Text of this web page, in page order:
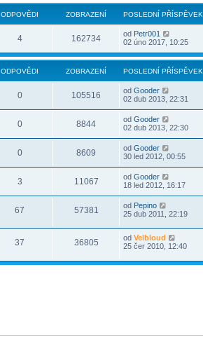
ODPOVĚDI ZOBRAZENÍ POSLEDNÍ PŘÍSPĚVEK
4 162734 od Petr001
02 úno 2017, 10:25
ODPOVĚDI ZOBRAZENÍ POSLEDNÍ PŘÍSPĚVEK
0 105516 od Gooder
02 dub 2013, 22:31
0 8844 od Gooder
02 dub 2013, 22:30
0 8609 od Gooder
30 led 2012, 00:55
3 11067 od Gooder
18 led 2012, 16:17
67 57381 od Pepino
25 dub 2011, 22:19
37 36805 od Velbloud
25 čer 2010, 12:40